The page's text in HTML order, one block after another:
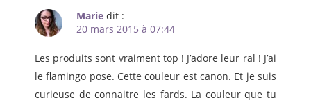
Marie dit :
20 mars 2015 à 07:44
Les produits sont vraiment top ! J’adore leur ral ! J’ai
le flamingo pose. Cette couleur est canon. Et je suis
curieuse de connaitre les fards. La couleur que tu